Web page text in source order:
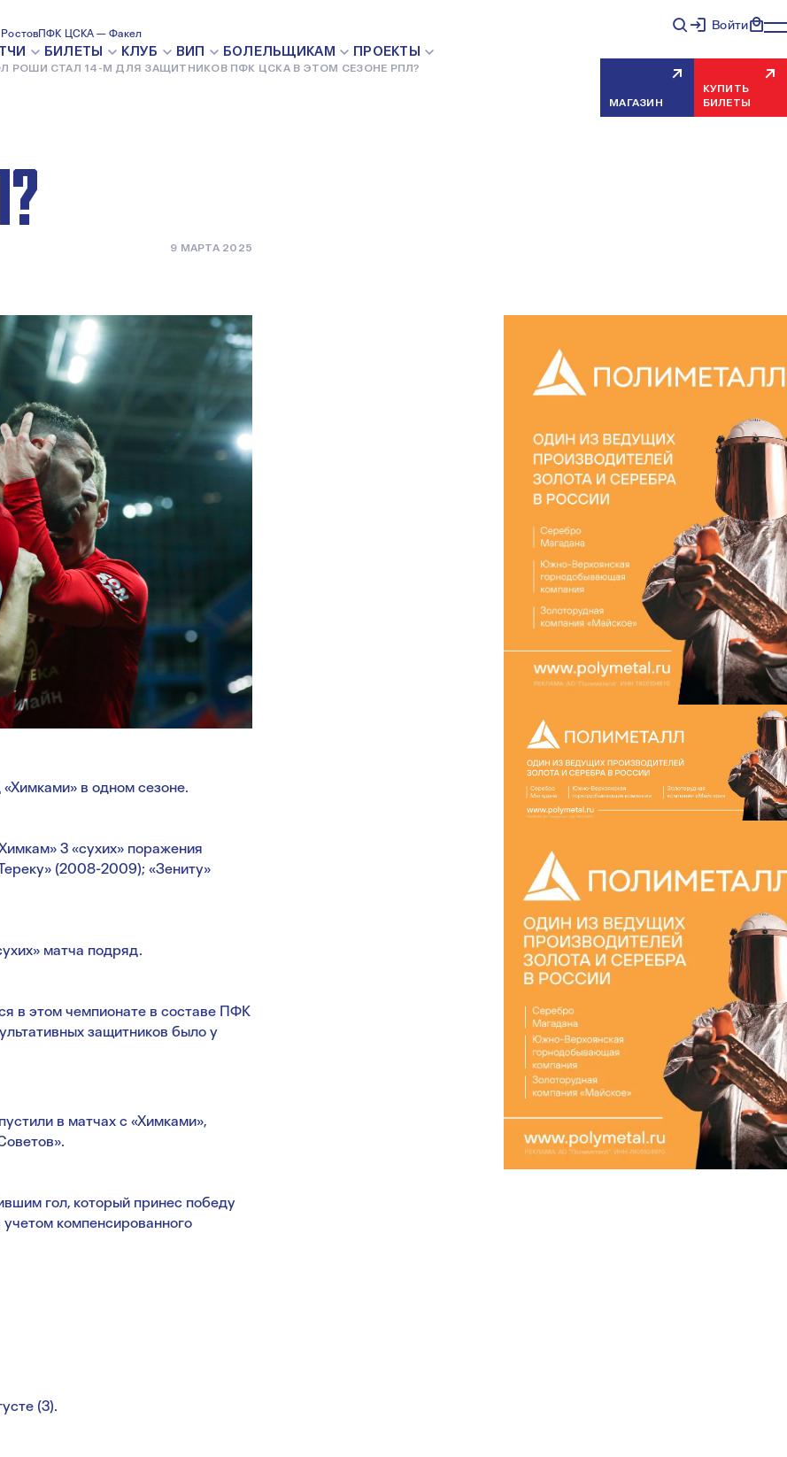
ПФК ЦСКА — Факел
БИЛЕТЫ КЛУБ ВИП БОЛЕЛЬЩИКАМ ПРОЕКТЫ
РОШИ СТАЛ 14-М ДЛЯ ЗАЩИТНИКОВ ПФК ЦСКА В ЭТОМ СЕЗОНЕ РПЛ?
Войти
МАГАЗИН
КУПИТЬ
БИЛЕТЫ
М ДЛЯ
В
9 МАРТА 2025
в одном сезоне.
3 «сухих» поражения
(2008-2009); «Зениту»
матча подряд.
в этом чемпионате в составе ПФК
защитников было у
в матчах с «Химками»,
гол, который принес победу
компенсированного
(3).